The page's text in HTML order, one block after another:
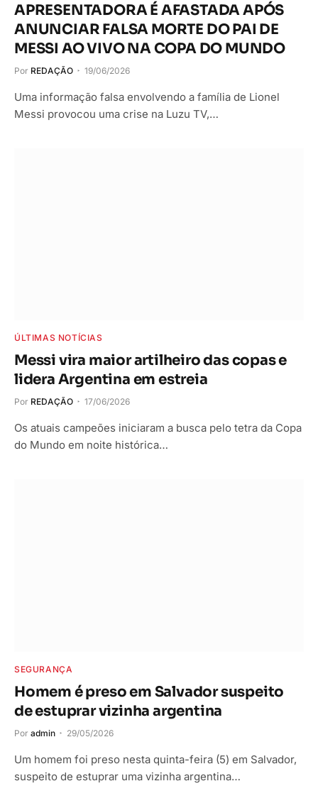
APRESENTADORA É AFASTADA APÓS
ANUNCIAR FALSA MORTE DO PAI DE
MESSI AO VIVO NA COPA DO MUNDO
Por REDAÇÃO 19/06/2026
Uma informação falsa envolvendo a família de Lionel
Messi provocou uma crise na Luzu TV,…
ÚLTIMAS NOTÍCIAS
Messi vira maior artilheiro das copas e
lidera Argentina em estreia
Por REDAÇÃO 17/06/2026
Os atuais campeões iniciaram a busca pelo tetra da Copa
do Mundo em noite histórica…
SEGURANÇA
Homem é preso em Salvador suspeito
de estuprar vizinha argentina
Por admin 29/05/2026
Um homem foi preso nesta quinta-feira (5) em Salvador,
suspeito de estuprar uma vizinha argentina…